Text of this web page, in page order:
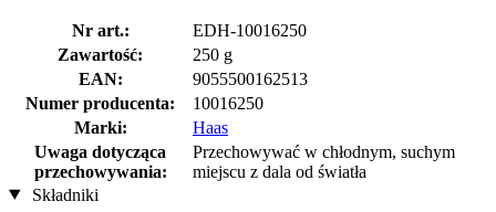
Nr art.:
EDH-10016250
Zawartość:
250 g
EAN:
9055500162513
Numer producenta:
10016250
Marki:
Haas
Uwaga dotycząca
przechowywania:
Przechowywać w chłodnym, suchym
miejscu z dala od światła
Składniki